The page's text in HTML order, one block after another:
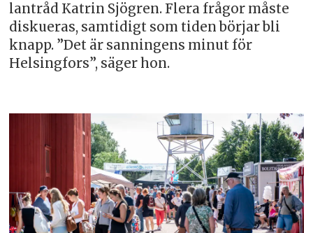
lantråd Katrin Sjögren. Flera frågor måste
diskueras, samtidigt som tiden börjar bli
knapp. ”Det är sanningens minut för
Helsingfors”, säger hon.